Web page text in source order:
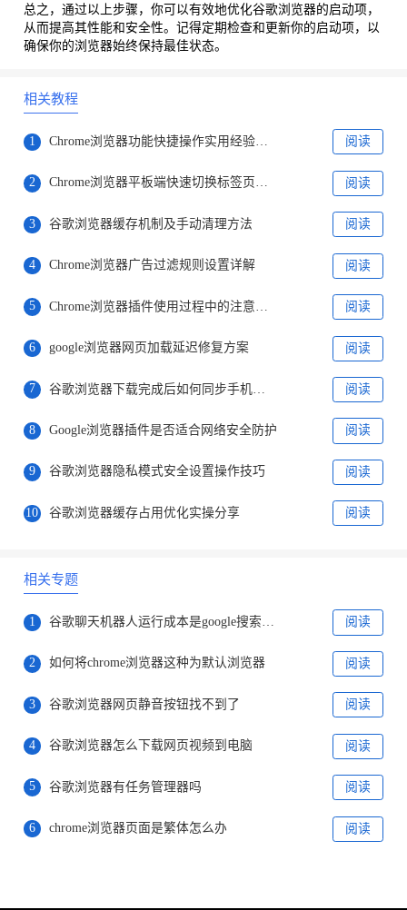
总之，通过以上步骤，你可以有效地优化谷歌浏览器的启动项，
从而提高其性能和安全性。记得定期检查和更新你的启动项，以
确保你的浏览器始终保持最佳状态。
相关教程
1 Chrome浏览器功能快捷操作实用经验总结 阅读
2 Chrome浏览器平板端快速切换标签页技巧 阅读
3 谷歌浏览器缓存机制及手动清理方法 阅读
4 Chrome浏览器广告过滤规则设置详解 阅读
5 阅读
6 google浏览器网页加载延迟修复方案 阅读
7 谷歌浏览器下载完成后如何同步手机数据 阅读
8 Google浏览器插件是否适合网络安全防护 阅读
9 谷歌浏览器隐私模式安全设置操作技巧 阅读
10 谷歌浏览器缓存占用优化实操分享 阅读
相关专题
1 阅读
2 如何将chrome浏览器这种为默认浏览器 阅读
3 谷歌浏览器网页静音按钮找不到了 阅读
4 谷歌浏览器怎么下载网页视频到电脑 阅读
5 谷歌浏览器有任务管理器吗 阅读
6 chrome浏览器页面是繁体怎么办 阅读